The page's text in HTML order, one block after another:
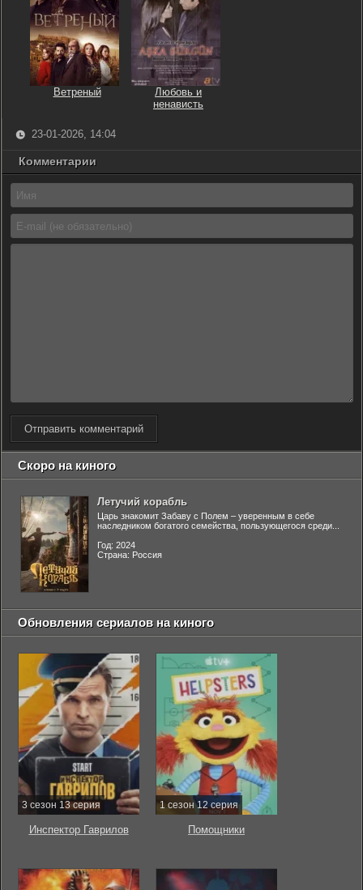
Ветреный
Любовь и
ненависть
23-01-2026, 14:04
Комментарии
Отправить комментарий
Скоро на киного
Летучий корабль
Царь знакомит Забаву с Полем – уверенным в себе
наследником богатого семейства, пользующегося среди...
Год: 2024
Страна: Россия
Обновления сериалов на киного
3 сезон 13 серия
Инспектор Гаврилов
1 сезон 12 серия
Помощники